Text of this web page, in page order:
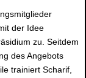
der Idee
zu. Seitdem
des Angebots
trainiert Scharif,